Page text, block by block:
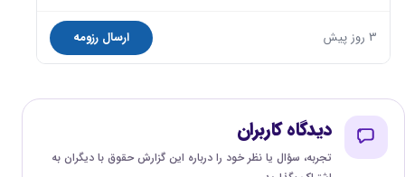
3 روز پیش ارسال رزومه
دیدگاه کاربران
تجربه، سؤال یا نظر خود را درباره این گزارش حقوق با دیگران به